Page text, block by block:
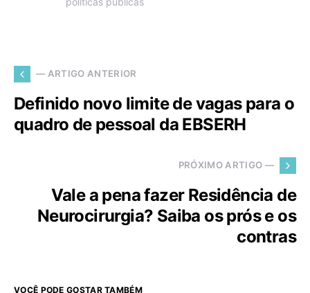
— ARTIGO ANTERIOR
Definido novo limite de vagas para o
quadro de pessoal da EBSERH
PRÓXIMO ARTIGO —
Vale a pena fazer Residência de
Neurocirurgia? Saiba os prós e os
contras
VOCÊ PODE GOSTAR TAMBÉM